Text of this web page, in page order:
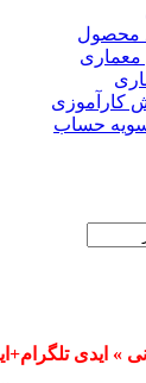
محصول
معماری
کارآموزی
حساب
» ایدی